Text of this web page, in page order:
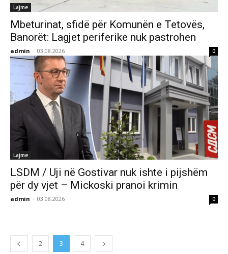
Lajme
Mbeturinat, sfidë për Komunën e Tetovës,
Banorët: Lagjet periferike nuk pastrohen
admin - 03.08.2026 0
Lajme
LSDM / Uji në Gostivar nuk ishte i pijshëm
për dy vjet – Mickoski pranoi krimin
admin - 03.08.2026 0
2 3 4